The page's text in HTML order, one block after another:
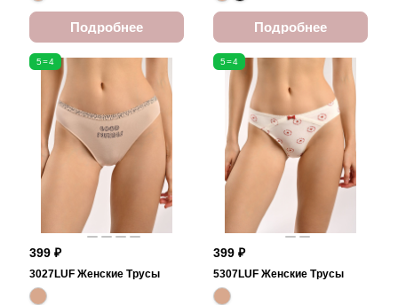
Подробнее Подробнее
5=4
399 ₽
3027LUF Женские Трусы
5=4
399 ₽
5307LUF Женские Трусы